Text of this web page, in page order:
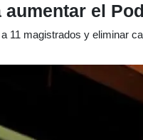
el
11 magistrados y eliminar